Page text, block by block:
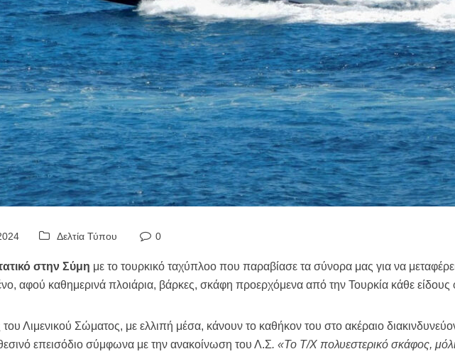
Δελτία Τύπου 0
στην Σύμη με το τουρκικό ταχύπλοο που παραβίασε τα σύνορα μας για να
αφού καθημερινά πλοιάρια, βάρκες, σκάφη προερχόμενα από την Τουρκία κάθε
Λιμενικού Σώματος, με ελλιπή μέσα, κάνουν το καθήκον του στο ακέραιο
επεισόδιο σύμφωνα με την ανακοίνωση του Λ.Σ. «Το Τ/Χ πολυεστερικό σκάφος,